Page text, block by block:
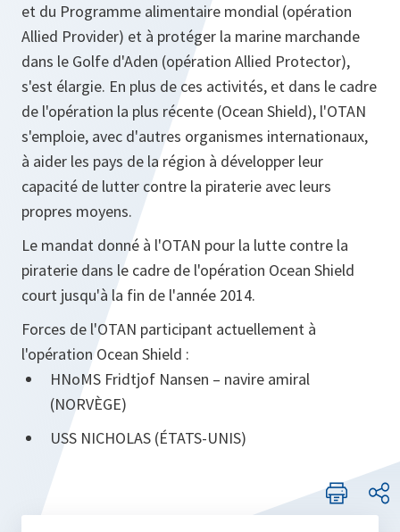
et du Programme alimentaire mondial (opération
Allied Provider) et à protéger la marine marchande
dans le Golfe d'Aden (opération Allied Protector),
s'est élargie. En plus de ces activités, et dans le cadre
de l'opération la plus récente (Ocean Shield), l'OTAN
s'emploie, avec d'autres organismes internationaux,
à aider les pays de la région à développer leur
capacité de lutter contre la piraterie avec leurs
propres moyens.
Le mandat donné à l'OTAN pour la lutte contre la
piraterie dans le cadre de l'opération Ocean Shield
court jusqu'à la fin de l'année 2014.
Forces de l'OTAN participant actuellement à
l'opération Ocean Shield :
HNoMS Fridtjof Nansen – navire amiral
(NORVÈGE)
USS NICHOLAS (ÉTATS‑UNIS)